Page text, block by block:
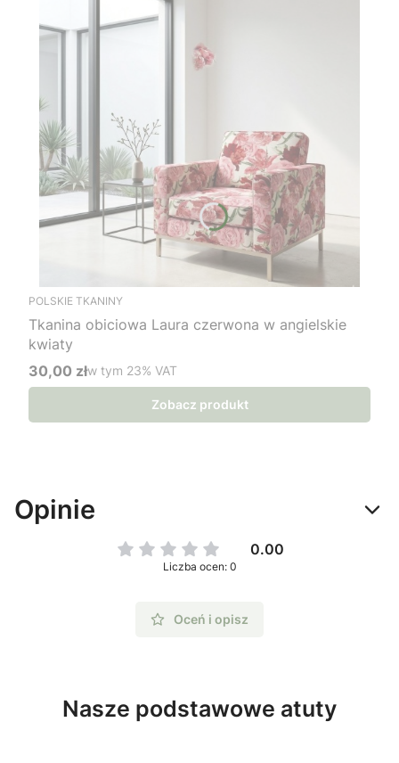
POLSKIE TKANINY
Tkanina obiciowa Laura czerwona w angielskie
kwiaty
Cena brutto
30,00 złw tym %s VAT
w tym 23% VAT
Zobacz produkt
Opinie
0.00
Liczba ocen: 0
Oceń i opisz
Nasze podstawowe atuty